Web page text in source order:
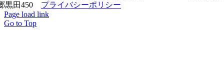
黒田450 プライバシーポリシー
Page load link
Go to Top